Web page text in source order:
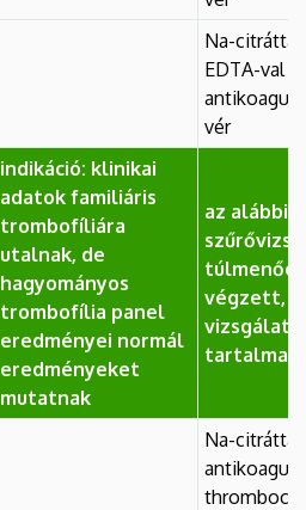
Na-citráttal
EDTA-val
vér
indikáció: klinikai
adatok familiáris
trombofíliára
utalnak, de
hagyományos
trombofília panel
eredményei normál
eredményeket
mutatnak
az alábbi
végzett,
Na-citráttal